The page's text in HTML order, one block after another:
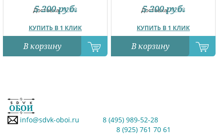
Доставка:12.08
КУПИТЬ В 1 КЛИК
5 200 руб.
В корзину
Доставка:12.08
КУПИТЬ В 1 КЛИК
5 200 руб.
В корзину
info@sdvk-oboi.ru
8 (495) 989-52-28
8 (925) 761 70 61